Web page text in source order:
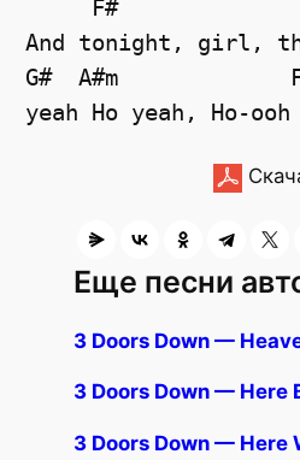
F#
And tonight, girl,
G#  A#m
Еще песни
3 Doors Down —
3 Doors Down — Here
3 Doors Down — Here